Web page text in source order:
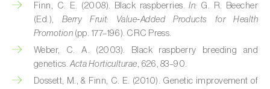
Coqueiro (Cocos nucifera)
Courgette ( Cucurbita pepo)
Couve (
Finn, C. E. (2008). Black raspberries.In: G. R. Beecher
(Ed.), Berry Fruit: Value‑Added Products for Health
Promotion (pp. 177–196). CRC Press.
Weber, C. A. (2003). Black raspberry breeding and
genetics. Acta Horticulturae , 626, 83–90.
Dossett, M., & Finn, C. E. (2010). Genetic improvement of